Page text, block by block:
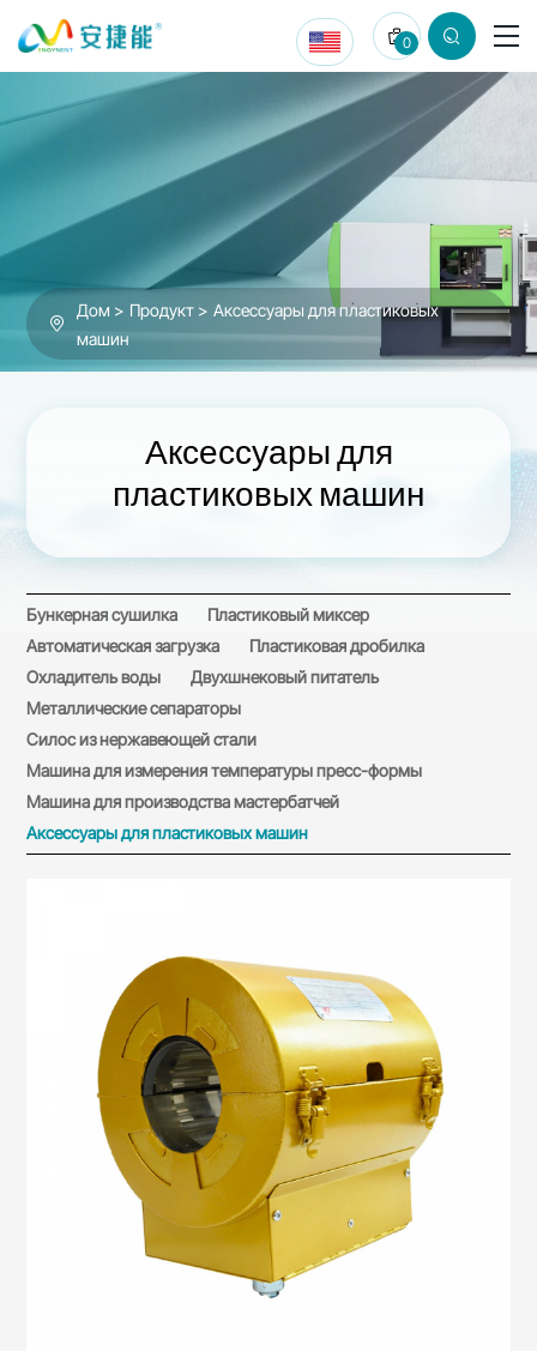
Аксессуары
для
пластиковых
машин
0
Дом Продукт
Аксессуары для пластиковых
машин
Аксессуары для
пластиковых машин
Бункерная сушилка
Пластиковый миксер
Автоматическая загрузка
Пластиковая дробилка
Охладитель воды
Двухшнековый питатель
Металлические сепараторы
Силос из нержавеющей стали
Машина для измерения температуры пресс-формы
Машина для производства мастербатчей
Аксессуары для пластиковых машин